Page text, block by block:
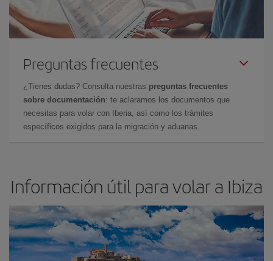
Preguntas frecuentes
¿Tienes dudas? Consulta nuestras preguntas frecuentes
sobre documentación: te aclaramos los documentos que
necesitas para volar con Iberia, así como los trámites
específicos exigidos para la migración y aduanas.
Información útil para volar a Ibiza